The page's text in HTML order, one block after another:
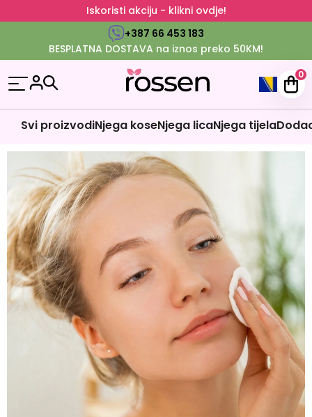
Iskoristi akciju - klikni ovdje!
+387 66 453 183
BESPLATNA DOSTAVA na iznos preko 50KM!
0
Svi proizvodiNjega koseNjega licaNjega tijela